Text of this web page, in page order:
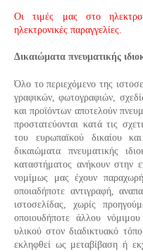
Οι τιμές μας στο
ηλεκτρονικές παραγγελίες.
Δικαιώματα πνευματικής
Όλο το περιεχόμενο της
γραφικών, φωτογραφιών,
και προϊόντων αποτελούν
προστατεύονται κατά τις
του ευρωπαϊκού δικαίου
δικαιώματα πνευματικής
καταστήματος ανήκουν στην
νομίμως μας έχουν
οποιαδήποτε αντιγραφή,
ιστοσελίδας, χωρίς
οποιουδήποτε άλλου
υλικού στον διαδικτυακό
εκληφθεί ως μεταβίβαση ή